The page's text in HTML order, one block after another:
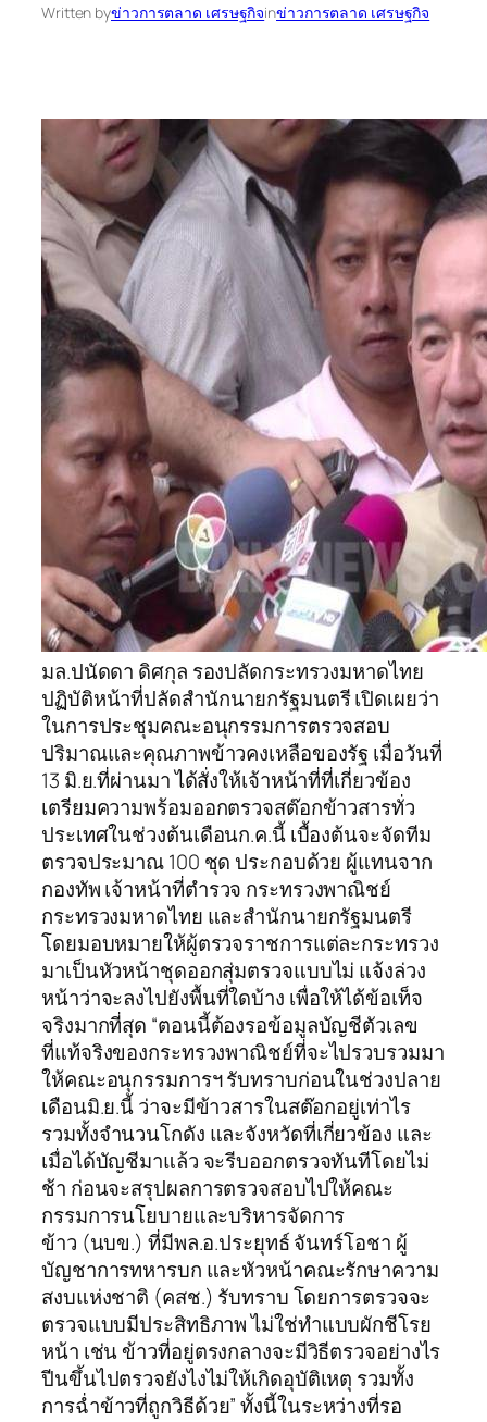
Written byข่าวการตลาด เศรษฐกิจinข่าวการตลาด เศรษฐกิจ
มล.ปนัดดา ดิศกุล รองปลัดกระทรวงมหาดไทย
ปฏิบัติหน้าที่ปลัดสำนักนายกรัฐมนตรี เปิดเผยว่า
ในการประชุมคณะอนุกรรมการตรวจสอบ
ปริมาณและคุณภาพข้าวคงเหลือของรัฐ เมื่อวันที่
13 มิ.ย.ที่ผ่านมา ได้สั่งให้เจ้าหน้าที่ที่เกี่ยวข้อง
เตรียมความพร้อมออกตรวจสต๊อกข้าวสารทั่ว
ประเทศในช่วงต้นเดือนก.ค.นี้ เบื้องต้นจะจัดทีม
ตรวจประมาณ 100 ชุด ประกอบด้วย ผู้แทนจาก
กองทัพ เจ้าหน้าที่ตำรวจ กระทรวงพาณิชย์
กระทรวงมหาดไทย และสำนักนายกรัฐมนตรี
โดยมอบหมายให้ผู้ตรวจราชการแต่ละกระทรวง
มาเป็นหัวหน้าชุดออกสุ่มตรวจแบบไม่ แจ้งล่วง
หน้าว่าจะลงไปยังพื้นที่ใดบ้าง เพื่อให้ได้ข้อเท็จ
จริงมากที่สุด “ตอนนี้ต้องรอข้อมูลบัญชีตัวเลข
ที่แท้จริงของกระทรวงพาณิชย์ที่จะไปรวบรวมมา
ให้คณะอนุกรรมการฯ รับทราบก่อนในช่วงปลาย
เดือนมิ.ย.นี้ ว่าจะมีข้าวสารในสต๊อกอยู่เท่าไร
รวมทั้งจำนวนโกดัง และจังหวัดที่เกี่ยวข้อง และ
เมื่อได้บัญชีมาแล้ว จะรีบออกตรวจทันทีโดยไม่
ช้า ก่อนจะสรุปผลการตรวจสอบไปให้คณะ
กรรมการนโยบายและบริหารจัดการ
ข้าว (นบข.) ที่มีพล.อ.ประยุทธ์ จันทร์โอชา ผู้
บัญชาการทหารบก และหัวหน้าคณะรักษาความ
สงบแห่งชาติ (คสช.) รับทราบ โดยการตรวจจะ
ตรวจแบบมีประสิทธิภาพ ไม่ใช่ทำแบบผักชีโรย
หน้า เช่น ข้าวที่อยู่ตรงกลางจะมีวิธีตรวจอย่างไร
ปีนขึ้นไปตรวจยังไงไม่ให้เกิดอุบัติเหตุ รวมทั้ง
การฉ่ำข้าวที่ถูกวิธีด้วย” ทั้งนี้ในระหว่างที่รอ